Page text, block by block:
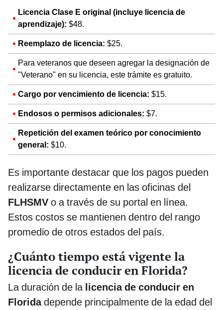
Licencia Clase E original (incluye licencia de
aprendizaje): $48.
Reemplazo de licencia: $25.
Para veteranos que deseen agregar la designación de
"Veterano" en su licencia, este trámite es gratuito.
Cargo por vencimiento de licencia: $15.
Endosos o permisos adicionales: $7.
Repetición del examen teórico por conocimiento
general: $10.
Es importante destacar que los pagos pueden
realizarse directamente en las oficinas del
FLHSMV o a través de su portal en línea.
Estos costos se mantienen dentro del rango
promedio de otros estados del país.
¿Cuánto tiempo está vigente la
licencia de conducir en Florida?
La duración de la licencia de conducir en
Floridadepende principalmente de la edad del